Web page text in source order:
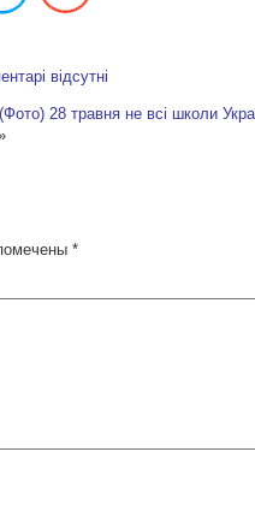
відсутні
28 травня не всі школи
*